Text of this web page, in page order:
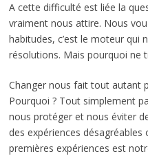
A cette difficulté est liée la
vraiment nous attire. Nous
habitudes, c’est le moteur qui
résolutions. Mais pourquoi ne
Changer nous fait tout autant
Pourquoi ? Tout simplement
nous protéger et nous éviter
des expériences
premières expériences est